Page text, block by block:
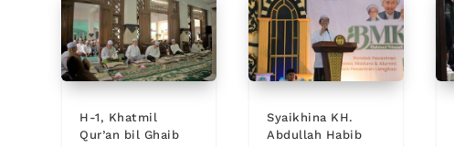
H-1, Khatmil
Qur’an bil Ghaib
Syaikhina KH.
Abdullah Habib